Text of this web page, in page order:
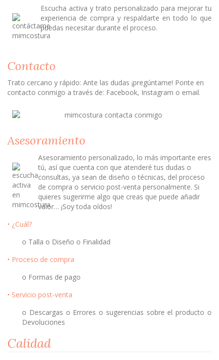
Escucha activa y trato personalizado para mejorar tu
experiencia de compra y respaldarte en todo lo que
puedas necesitar durante el proceso.
Contacto
Trato cercano y rápido: Ante las dudas ¡pregúntame! Ponte en
contacto conmigo a través de: Facebook, Instagram o email.
Asesoramiento
Asesoramiento personalizado, lo más importante eres
tú, así que cuenta con que atenderé tus dudas o
consultas, ya sean de diseño o técnicas, del proceso
de compra o servicio post-venta personalmente. Si
quieres sugerirme algo que creas que puede añadir
valor… ¡Soy toda oídos!
• ¿Cuál?
o Talla o Diseño o Finalidad
• Proceso de compra
o Formas de pago
• Servicio post-venta
o Descargas o Errores o sugerencias sobre el producto o
Devoluciones
Calidad